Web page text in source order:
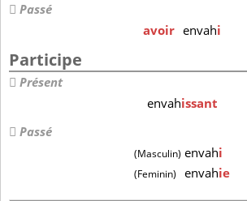
Passé
avoir envahi
Participe
Présent
envahissant
Passé
(Masculin) envahi
(Feminin) envahie